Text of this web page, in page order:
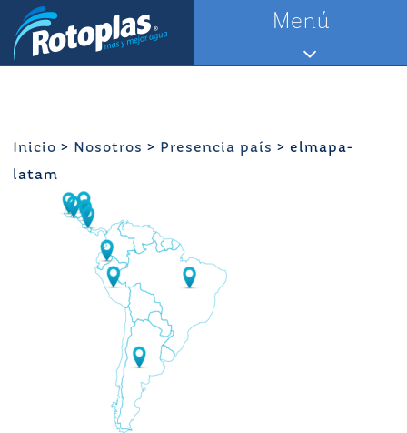
Saltar
contenido
Menú
Inicio > Nosotros > Presencia país > elmapa-
latam